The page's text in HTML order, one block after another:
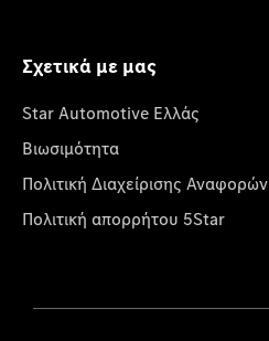
Σχετικά με μας
Star Automotive Ελλάς
Βιωσιμότητα
Πολιτική Διαχείρισης Αναφορών
Πολιτική απορρήτου 5Star